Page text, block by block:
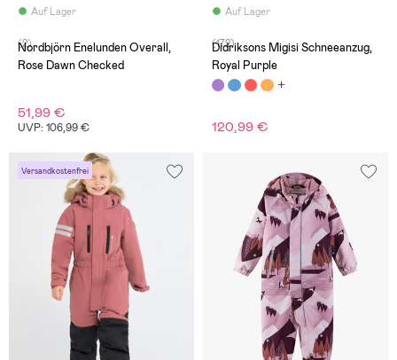
Auf Lager
(2)
Nordbjörn Enelunden Overall,
Rose Dawn Checked
51,99 €
UVP: 106,99 €
Auf Lager
(172)
Didriksons Migisi Schneeanzug,
Royal Purple
120,99 €
Versandkostenfrei